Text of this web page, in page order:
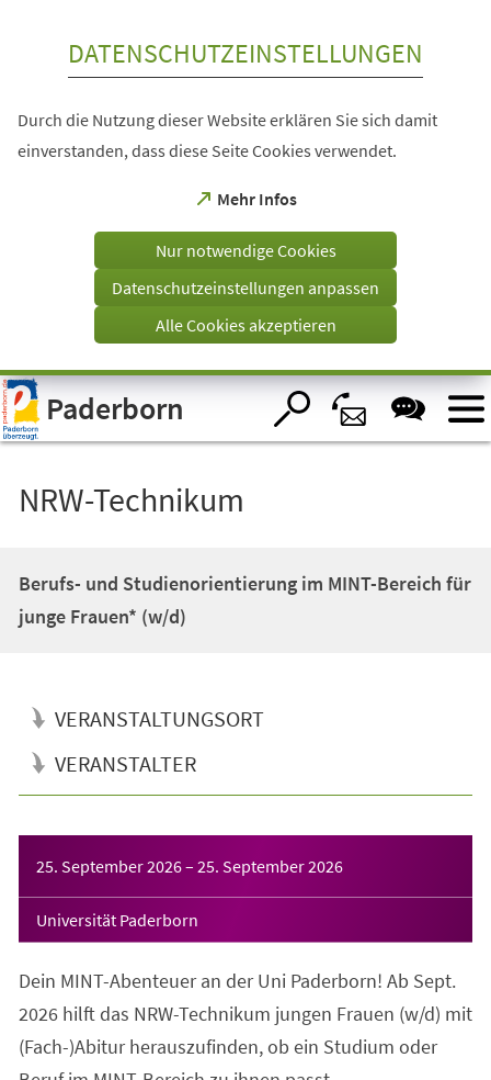
Visuelle
Assistenzsoftware
öffnen.
DATENSCHUTZEINSTELLUNGEN
Durch die Nutzung dieser Website erklären Sie sich damit
einverstanden, dass diese Seite Cookies verwendet.
Mehr Infos
(Öffnet
einem
Tab)
Nur notwendige Cookies
Datenschutzeinstellungen anpassen
Alle Cookies akzeptieren
Paderborn
NRW-Technikum
Berufs- und Studienorientierung im MINT-Bereich für
junge Frauen* (w/d)
VERANSTALTUNGSORT
VERANSTALTER
25. September 2026– 25. September 2026
Universität Paderborn
Dein MINT-Abenteuer an der Uni Paderborn! Ab Sept.
2026 hilft das NRW-Technikum jungen Frauen (w/d) mit
(Fach-)Abitur herauszufinden, ob ein Studium oder